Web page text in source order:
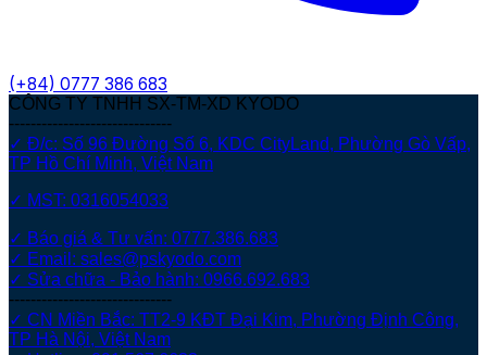
(+84) 0777 386 683
CÔNG TY TNHH SX-TM-XD KYODO
------------------------------
✓ Đ/c: Số 96 Đường Số 6, KDC CityLand, Phường Gò Vấp,
TP Hồ Chí Minh, Việt Nam
✓ MST: 0316054033
✓ Báo giá & Tư vấn: 0777.386.683
✓ Email: sales@pskyodo.com
✓ Sửa chữa - Bảo hành: 0966.692.683
------------------------------
✓ CN Miền Bắc: TT2-9 KĐT Đại Kim, Phường Định Công,
TP Hà Nội, Việt Nam